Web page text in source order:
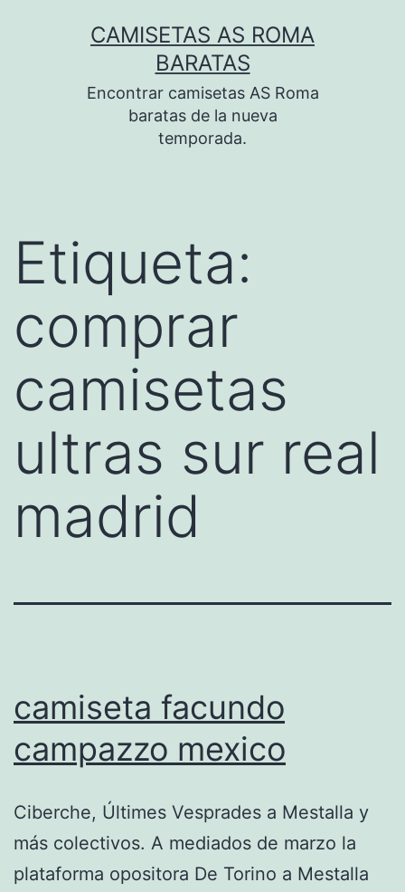
CAMISETAS AS ROMA
BARATAS
Encontrar camisetas AS Roma
baratas de la nueva
temporada.
Etiqueta:
comprar
camisetas
ultras sur real
madrid
camiseta facundo
campazzo mexico
Ciberche, Últimes Vesprades a Mestalla y
más colectivos. A mediados de marzo la
plataforma opositora De Torino a Mestalla